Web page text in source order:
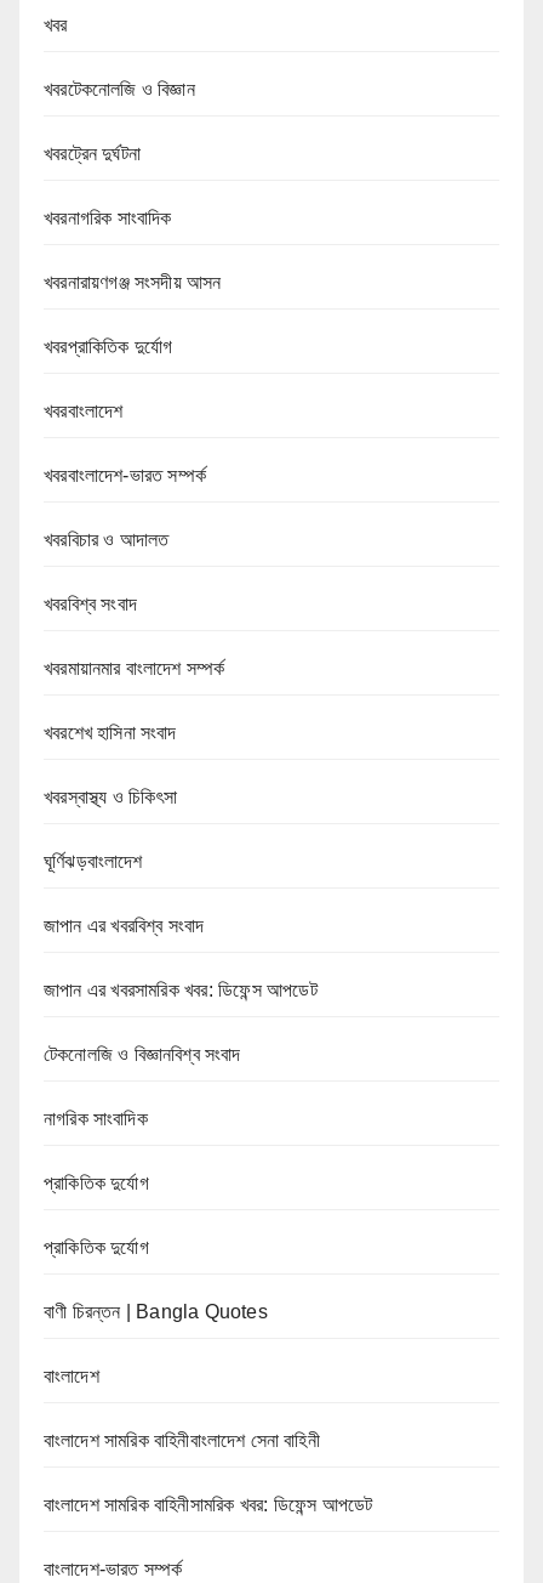
খবর
খবরটেকনোলজি ও বিজ্ঞান
খবরট্রেন দুর্ঘটনা
খবরনাগরিক সাংবাদিক
খবরনারায়ণগঞ্জ সংসদীয় আসন
খবরপ্রাকিতিক দুর্যোগ
খবরবাংলাদেশ
খবরবাংলাদেশ-ভারত সম্পর্ক
খবরবিচার ও আদালত
খবরবিশ্ব সংবাদ
খবরমায়ানমার বাংলাদেশ সম্পর্ক
খবরশেখ হাসিনা সংবাদ
খবরস্বাস্থ্য ও চিকিৎসা
ঘূর্ণিঝড়বাংলাদেশ
জাপান এর খবরবিশ্ব সংবাদ
জাপান এর খবরসামরিক খবর: ডিফেন্স আপডেট
টেকনোলজি ও বিজ্ঞানবিশ্ব সংবাদ
নাগরিক সাংবাদিক
প্রাকিতিক দুর্যোগ
প্রাকিতিক দুর্যোগ
বাণী চিরন্তন | Bangla Quotes
বাংলাদেশ
বাংলাদেশ সামরিক বাহিনীবাংলাদেশ সেনা বাহিনী
বাংলাদেশ সামরিক বাহিনীসামরিক খবর: ডিফেন্স আপডেট
বাংলাদেশ-ভারত সম্পর্ক